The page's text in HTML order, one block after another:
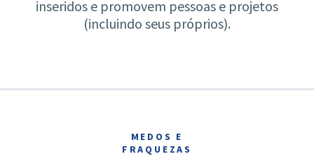
inseridos e promovem pessoas e projetos
(incluindo seus próprios).
MEDOS E
FRAQUEZAS